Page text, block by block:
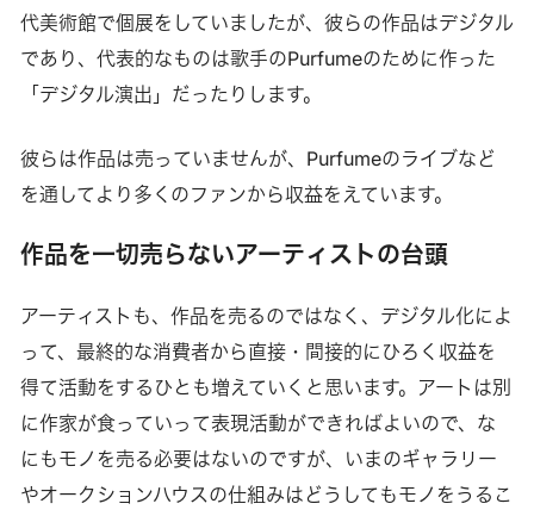
代美術館で個展をしていましたが、彼らの作品はデジタル
であり、代表的なものは歌手のPurfumeのために作った
「デジタル演出」だったりします。
彼らは作品は売っていませんが、Purfumeのライブなど
を通してより多くのファンから収益をえています。
作品を一切売らないアーティストの台頭
アーティストも、作品を売るのではなく、デジタル化によ
って、最終的な消費者から直接・間接的にひろく収益を
得て活動をするひとも増えていくと思います。アートは別
に作家が食っていって表現活動ができればよいので、な
にもモノを売る必要はないのですが、いまのギャラリー
やオークションハウスの仕組みはどうしてもモノをうるこ